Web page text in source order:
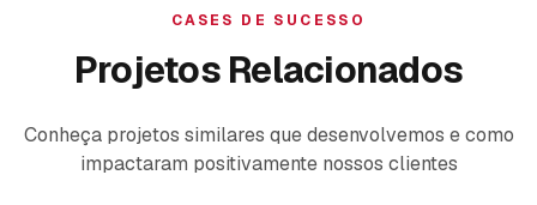
CASES DE SUCESSO
Projetos Relacionados
Conheça projetos similares que desenvolvemos e como
impactaram positivamente nossos clientes